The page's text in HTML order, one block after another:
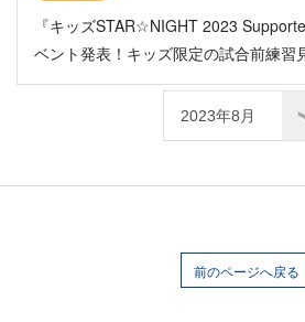
『キッズSTAR☆NIGHT 2023
ベント発表！キッズ限定の試合前練習
前のページへ戻る